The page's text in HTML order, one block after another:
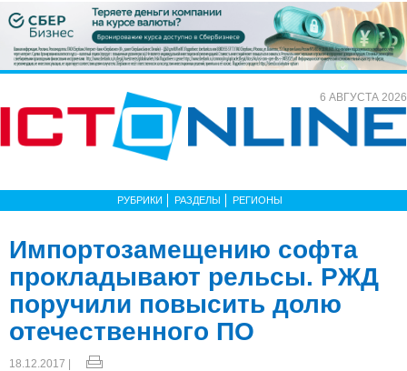
6 АВГУСТА 2026
РУБРИКИ РАЗДЕЛЫ РЕГИОНЫ
Импортозамещению софта
прокладывают рельсы. РЖД
поручили повысить долю
отечественного ПО
18.12.2017 |